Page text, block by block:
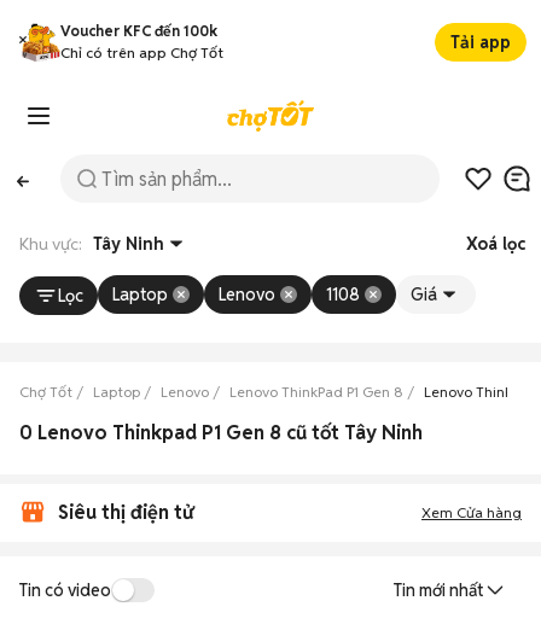
Voucher KFC đến 100k
Chỉ có trên app Chợ Tốt
Tải app
Khu vực: Tây Ninh Xoá lọc
Lọc Laptop Lenovo 1108 Giá
Chợ Tốt Laptop Lenovo Lenovo ThinkPad P1 Gen 8 Lenovo ThinkPad
0 Lenovo Thinkpad P1 Gen 8 cũ tốt Tây Ninh
Siêu thị điện tử Xem Cửa hàng
Tin có video Tin mới nhất